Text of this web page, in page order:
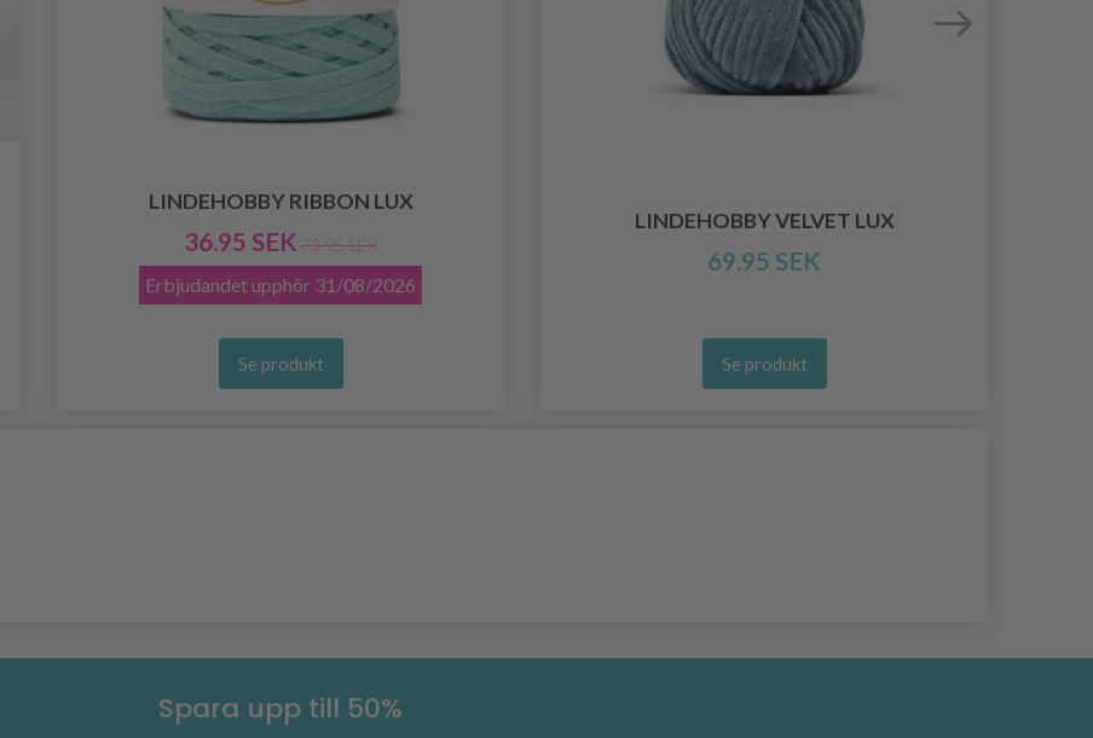
LINDEHOBBY RIBBON LUX
36.95 SEK 73.95 SEK
Erbjudandet upphör 31/08/2026
Se produkt
LINDEHOBBY VELVET LUX
69.95 SEK
Se produkt
Spara upp till 50%